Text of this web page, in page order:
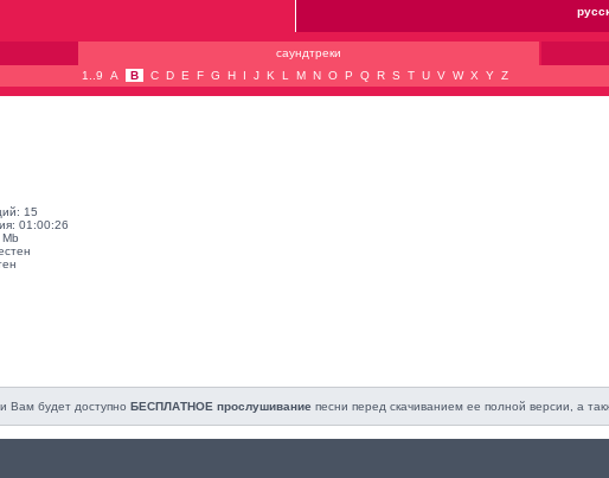
саундтреки
1..9
A B C D E F G H I J K L M N O P Q R S T U V W X Y Z
15
01:00:26
Вам будет доступно БЕСПЛАТНОЕ прослушивание песни перед cкачиванием ее полной версии, а